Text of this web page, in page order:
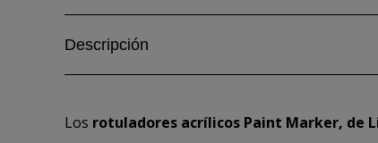
Descripción
Los rotuladores acrílicos Paint Marker, de